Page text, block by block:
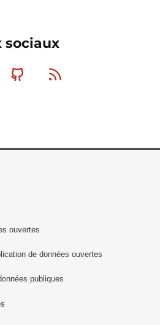
sociaux
Github
ouvertes
de données ouvertes
publiques